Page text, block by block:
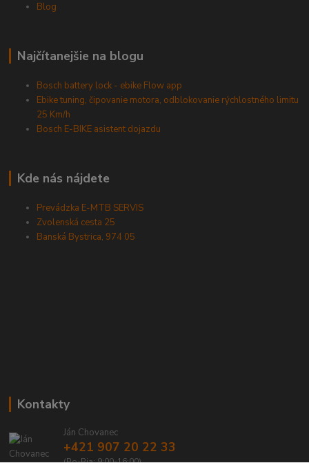
Blog
Najčítanejšie na blogu
Bosch battery lock - ebike Flow app
Ebike tuning, čipovanie motora, odblokovanie rýchlostného limitu
25 Km/h
Bosch E-BIKE asistent dojazdu
Kde nás nájdete
Prevádzka E-MTB SERVIS
Zvolenská cesta 25
Banská Bystrica, 974 05
Kontakty
Ján Chovanec
+421 907 20 22 33
(Po-Pia: 9:00-16:00)